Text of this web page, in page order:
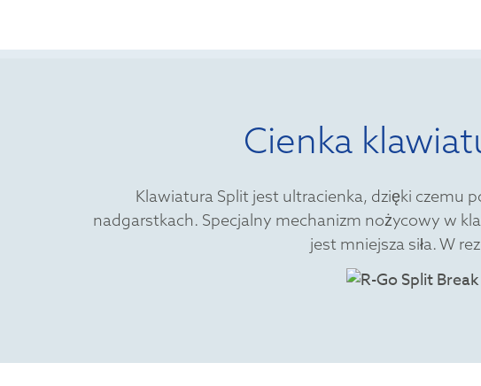
Cienka
Klawiatura Split jest ultracienka, dzięki czemu
nadgarstkach. Specjalny mechanizm nożycowy w
jest mniejsza siła. W